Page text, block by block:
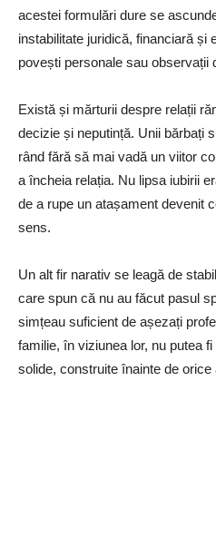
acestei formulări dure se
instabilitate juridică, financiară și
povești personale sau observații
Există și mărturii despre relații
decizie și neputință. Unii bărbați
rând fără să mai vadă un viitor
a încheia relația. Nu lipsa iubirii
de a rupe un atașament devenit
sens.
Un alt fir narativ se leagă de
care spun că nu au făcut pasul
simțeau suficient de așezați
familie, în viziunea lor, nu putea
solide, construite înainte de orice